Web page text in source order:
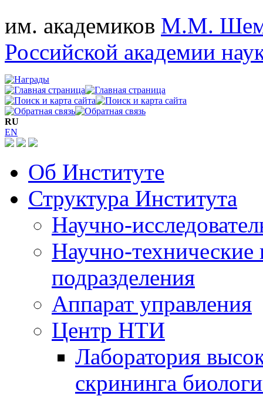
им. академиков М.М.
Российской академии
RU
EN
Об Институте
Структура Института
Научно-
Научно-технические
подразделения
Аппарат управления
Центр НТИ
Лаборатория
скрининга